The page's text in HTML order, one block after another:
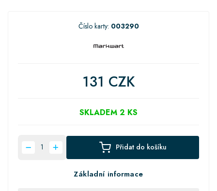
Číslo karty: 003290
131 CZK
SKLADEM 2 KS
Přidat do košíku
Základní informace